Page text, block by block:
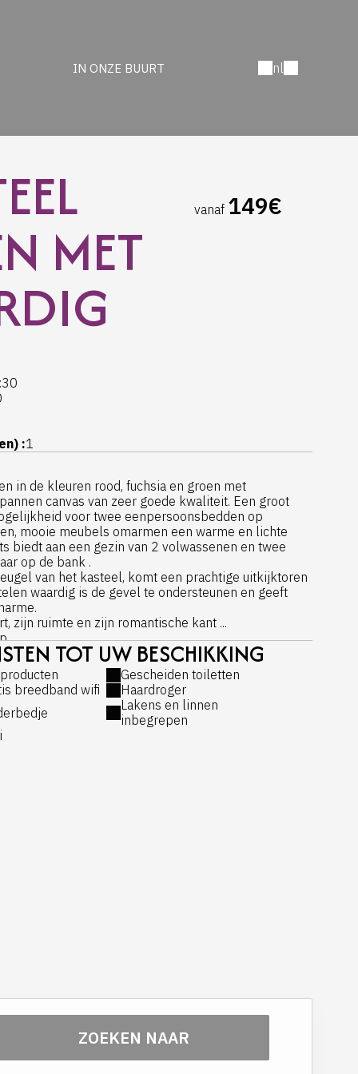
IN ONZE BUURT nl
MET
vanaf 149€
:1
in de kleuren rood, fuchsia en groen met
canvas van zeer goede kwaliteit. Een groot
voor twee eenpersoonsbedden op
mooie meubels omarmen een warme en lichte
biedt aan een gezin van 2 volwassenen en twee
op de bank .
van het kasteel, komt een prachtige uitkijktoren
waardig is de gevel te ondersteunen en geeft
zijn ruimte en zijn romantische kant ...
...
× 200, mogelijkheid tot aparte bedden in twee
van 90
Thiriez, Frans merk
pianostoel
TOT UW BESCHIKKING
Gescheiden toiletten
breedband wifi
Haardroger
Lakens en linnen
inbegrepen
ZOEKEN NAAR